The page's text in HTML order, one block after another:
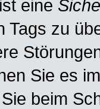
eine
Tags zu
Sie es
beim